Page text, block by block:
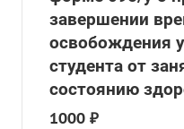
завершении
освобождения
студента от
состоянию
1000 ₽